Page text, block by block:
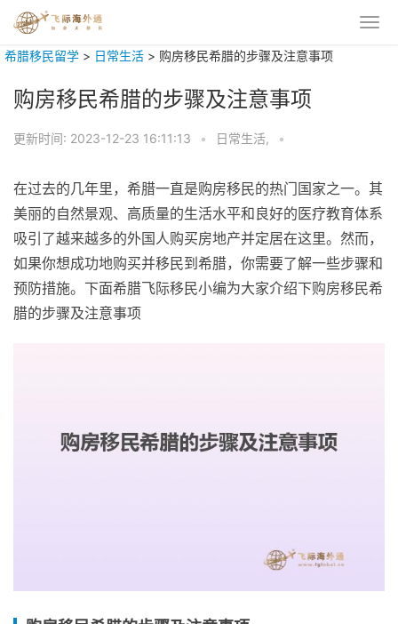
希腊移民留学 > 日常生活 > 购房移民希腊的步骤及注意事项
购房移民希腊的步骤及注意事项
更新时间: 2023-12-23 16:11:13 • 日常生活, •
在过去的几年里，希腊一直是购房移民的热门国家之一。其
美丽的自然景观、高质量的生活水平和良好的医疗教育体系
吸引了越来越多的外国人购买房地产并定居在这里。然而，
如果你想成功地购买并移民到希腊，你需要了解一些步骤和
预防措施。下面希腊飞际移民小编为大家介绍下购房移民希
腊的步骤及注意事项